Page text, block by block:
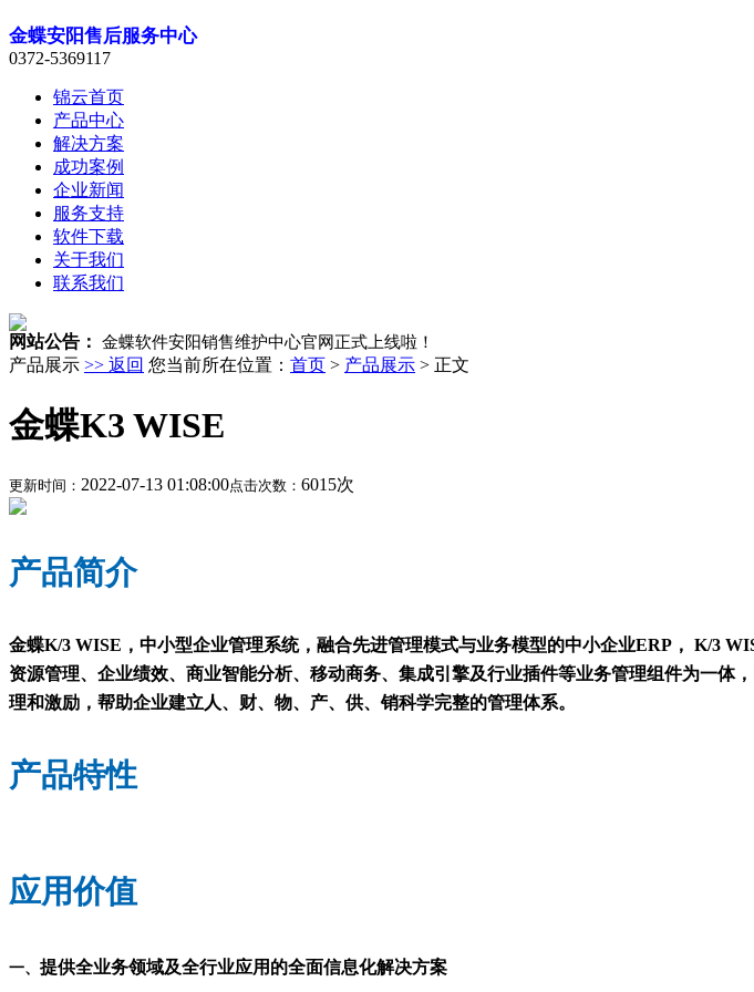
金蝶安阳售后服务中心
0372-5369117
锦云首页
产品中心
解决方案
成功案例
企业新闻
服务支持
软件下载
关于我们
联系我们
网站公告： 金蝶软件安阳销售维护中心官网正式上线啦！
产品展示 >> 返回 您当前所在位置： 首页 > 产品展示 > 正文
金蝶K3 WISE
更新时间： 2022-07-13 01:08:00点击次数： 6015次
产品简介
金蝶K/3 WISE，中小型企业管理系统，融合先进管理模式与业务模型的中小企业ERP， K/3
资源管理、企业绩效、商业智能分析、移动商务、集成引擎及行业插件等业务管理组件为一
理和激励，帮助企业建立人、财、物、产、供、销科学完整的管理体系。
产品特性
应用价值
一、 提供全业务领域及全行业应用的全面信息化解决方案